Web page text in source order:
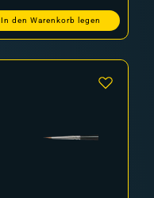
In den Warenkorb legen